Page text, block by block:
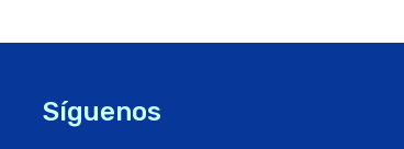
Síguenos